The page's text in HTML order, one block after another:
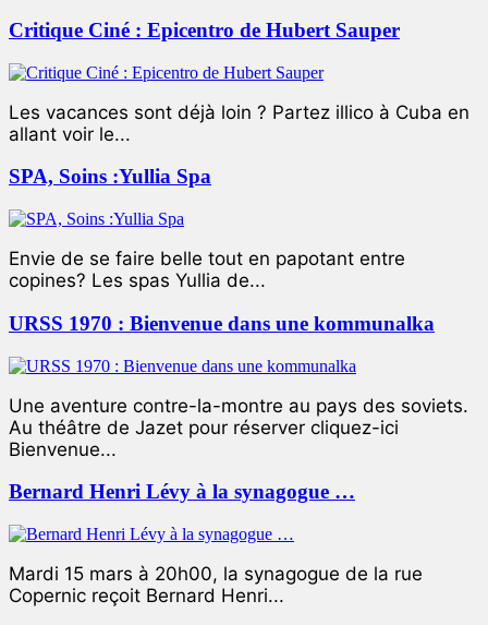
Critique Ciné : Epicentro de Hubert Sauper
Les vacances sont déjà loin ? Partez illico à Cuba en
allant voir le...
SPA, Soins :Yullia Spa
Envie de se faire belle tout en papotant entre
copines? Les spas Yullia de...
URSS 1970 : Bienvenue dans une kommunalka
Une aventure contre-la-montre au pays des soviets.
Au théâtre de Jazet pour réserver cliquez-ici
Bienvenue...
Bernard Henri Lévy à la synagogue …
Mardi 15 mars à 20h00, la synagogue de la rue
Copernic reçoit Bernard Henri...